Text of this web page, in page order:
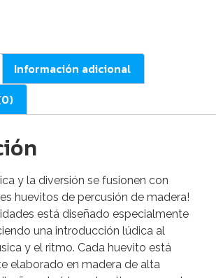
Información adicional
y la diversión se fusionen con
huevitos de percusión de madera!
está diseñado especialmente
una introducción lúdica al
y el ritmo. Cada huevito está
elaborado en madera de alta